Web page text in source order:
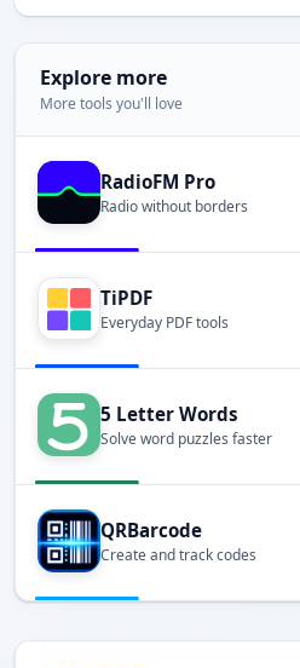
Explore more
More tools you'll love
RadioFM Pro
Radio without borders
TiPDF
Everyday PDF tools
5 Letter Words
Solve word puzzles faster
QRBarcode
Create and track codes